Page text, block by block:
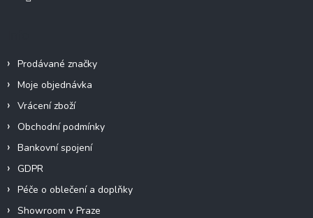
Prodávané značky
Moje objednávka
Vrácení zboží
Obchodní podmínky
Bankovní spojení
GDPR
Péče o oblečení a doplňky
Showroom v Praze